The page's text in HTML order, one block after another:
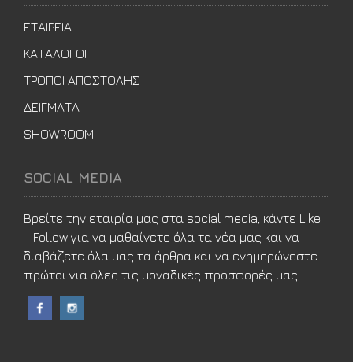
ΕΤΑΙΡΕΙΑ
ΚΑΤΑΛΟΓΟΙ
ΤΡΟΠΟΙ ΑΠΟΣΤΟΛΗΣ
ΔΕΙΓΜΑΤΑ
SHOWROOM
SOCIAL MEDIA
Βρείτε την εταιρία μας στα social media, κάντε Like
- Follow για να μαθαίνετε όλα τα νέα μας και να
διαβάζετε όλα μας τα άρθρα και να ενημερώνεστε
πρώτοι για όλες τις μοναδικές προσφορές μας.